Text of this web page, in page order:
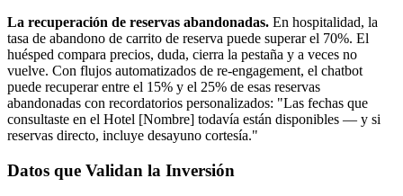
La recuperación de reservas abandonadas. En hospitalidad, la
tasa de abandono de carrito de reserva puede superar el 70%. El
huésped compara precios, duda, cierra la pestaña y a veces no
vuelve. Con flujos automatizados de re-engagement, el chatbot
puede recuperar entre el 15% y el 25% de esas reservas
abandonadas con recordatorios personalizados: "Las fechas que
consultaste en el Hotel [Nombre] todavía están disponibles — y si
reservas directo, incluye desayuno cortesía."
Datos que Validan la Inversión